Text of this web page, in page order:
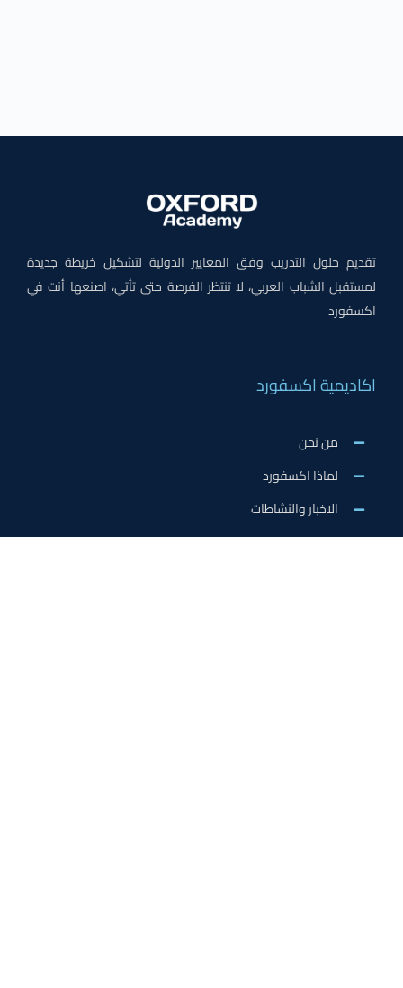
تقديم حلول التدريب وفق المعايير الدولية لتشكيل خريطة جديدة
لمستقبل الشباب العربي، لا تنتظر الفرصة حتى تأتي، اصنعها أنت في
اكسفورد
اكاديمية اكسفورد
من نحن
لماذا اكسفورد
الاخبار والنشاطات
وظائف اكسفورد